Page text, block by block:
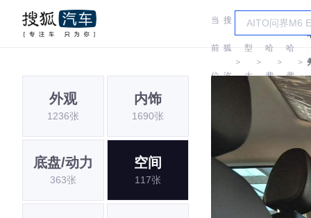
当
前
位
搜
狐
汽
＞
车
型
大
＞
哈
弗
＞
哈
弗
＞
外观
1236张
内饰
1690张
底盘/动力
363张
空间
117张